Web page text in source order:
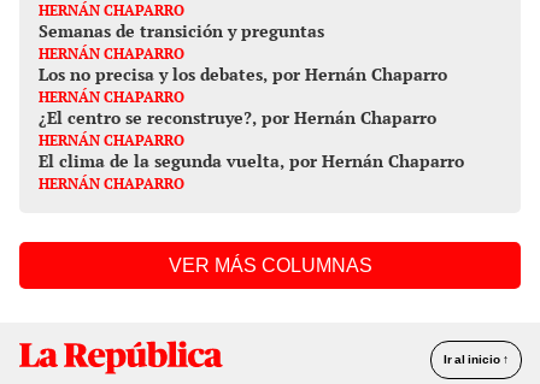
HERNÁN CHAPARRO
Semanas de transición y preguntas
HERNÁN CHAPARRO
Los no precisa y los debates, por Hernán Chaparro
HERNÁN CHAPARRO
¿El centro se reconstruye?, por Hernán Chaparro
HERNÁN CHAPARRO
El clima de la segunda vuelta, por Hernán Chaparro
HERNÁN CHAPARRO
VER MÁS COLUMNAS
Ir al inicio ↑